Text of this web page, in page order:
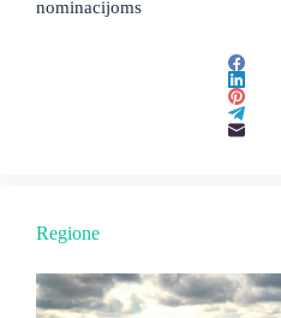
nominacijoms
Regione